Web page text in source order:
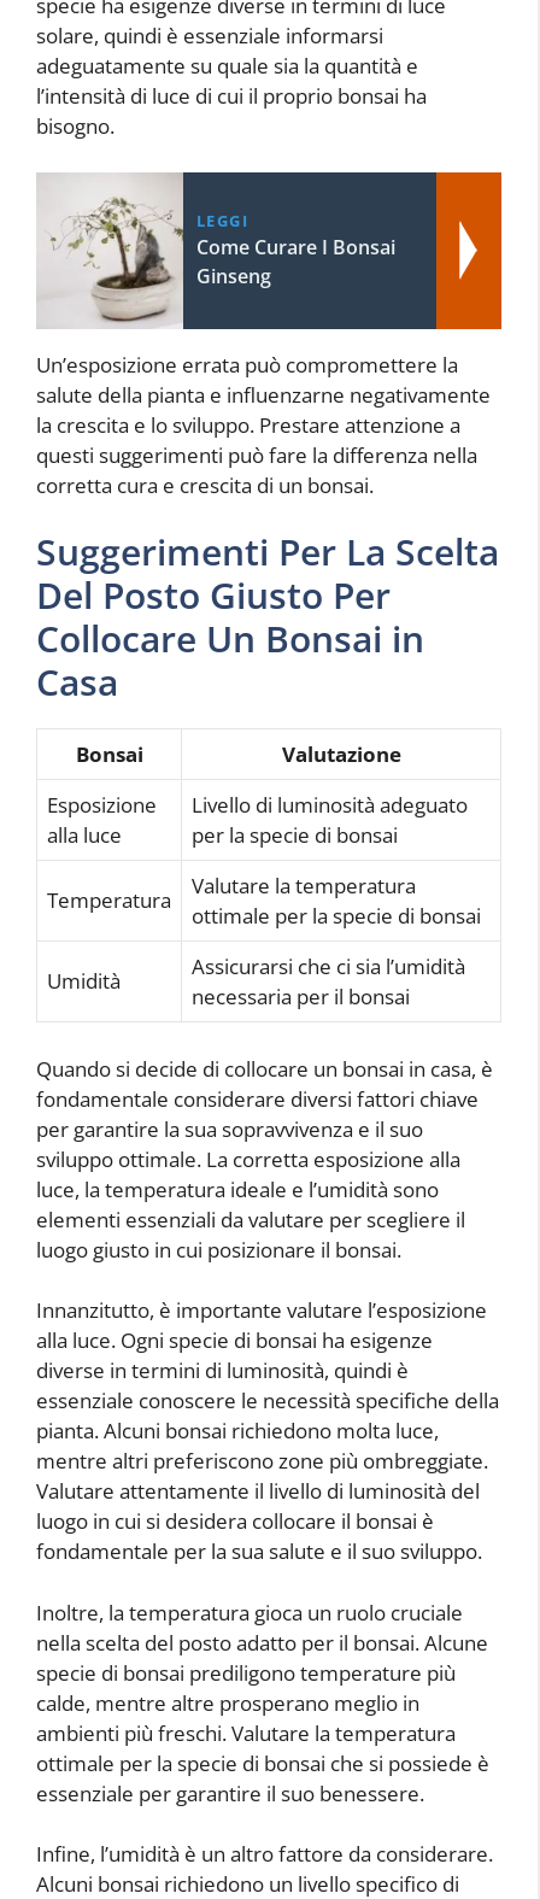
solare, quindi è essenziale informarsi
adeguatamente su quale sia la quantità e
l’intensità di luce di cui il proprio bonsai ha
bisogno.
LEGGI
Come Curare I Bonsai
Ginseng
Un’esposizione errata può compromettere la
salute della pianta e influenzarne negativamente
la crescita e lo sviluppo. Prestare attenzione a
questi suggerimenti può fare la differenza nella
corretta cura e crescita di un bonsai.
Suggerimenti Per La Scelta
Del Posto Giusto Per
Collocare Un Bonsai in
Casa
Bonsai
Valutazione
Esposizione
alla luce
Livello di luminosità adeguato
per la specie di bonsai
Temperatura
Valutare la temperatura
ottimale per la specie di bonsai
Umidità
Assicurarsi che ci sia l’umidità
necessaria per il bonsai
Quando si decide di collocare un bonsai in casa, è
fondamentale considerare diversi fattori chiave
per garantire la sua sopravvivenza e il suo
sviluppo ottimale. La corretta esposizione alla
luce, la temperatura ideale e l’umidità sono
elementi essenziali da valutare per scegliere il
luogo giusto in cui posizionare il bonsai.
Innanzitutto, è importante valutare l’esposizione
alla luce. Ogni specie di bonsai ha esigenze
diverse in termini di luminosità, quindi è
essenziale conoscere le necessità specifiche della
pianta. Alcuni bonsai richiedono molta luce,
mentre altri preferiscono zone più ombreggiate.
Valutare attentamente il livello di luminosità del
luogo in cui si desidera collocare il bonsai è
fondamentale per la sua salute e il suo sviluppo.
Inoltre, la temperatura gioca un ruolo cruciale
nella scelta del posto adatto per il bonsai. Alcune
specie di bonsai prediligono temperature più
calde, mentre altre prosperano meglio in
ambienti più freschi. Valutare la temperatura
ottimale per la specie di bonsai che si possiede è
essenziale per garantire il suo benessere.
Infine, l’umidità è un altro fattore da considerare.
Alcuni bonsai richiedono un livello specifico di